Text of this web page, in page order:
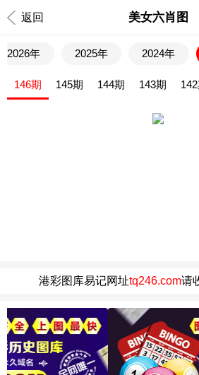
返回 美女六肖图
2026年 2025年 2024年
146期 145期 144期 143期
港彩图库易记网址tq246.com请